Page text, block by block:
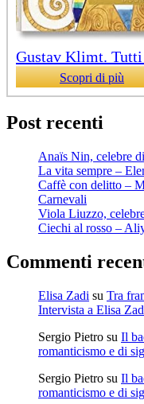
Gustav Klimt.
Scopri di più
Post recenti
Anaïs Nin, celebre
La vita sempre –
Caffè con delitto –
Carnevali
Viola Liuzzo,
Ciechi al rosso –
Commenti
Elisa Zadi su Tra
Intervista a Elisa
Sergio Pietro su Il
romanticismo e di
Sergio Pietro su Il
romanticismo e di